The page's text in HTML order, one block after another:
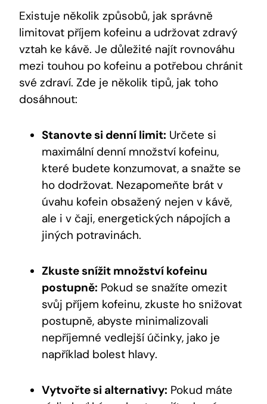
Existuje několik způsobů, jak správně
limitovat příjem kofeinu a udržovat zdravý
vztah ke kávě. Je důležité najít rovnováhu
mezi touhou po kofeinu a potřebou chránit
své zdraví. Zde je několik tipů, jak toho
dosáhnout:
Stanovte si denní limit: Určete si
maximální denní množství kofeinu,
které budete konzumovat, a snažte se
ho dodržovat. Nezapomeňte brát v
úvahu kofein obsažený nejen v kávě,
ale i v čaji, energetických nápojích a
jiných potravinách.
Zkuste snížit množství kofeinu
postupně: Pokud se snažíte omezit
svůj příjem kofeinu, zkuste ho snižovat
postupně, abyste minimalizovali
nepříjemné vedlejší účinky, jako je
například bolest hlavy.
Vytvořte si alternativy: Pokud máte